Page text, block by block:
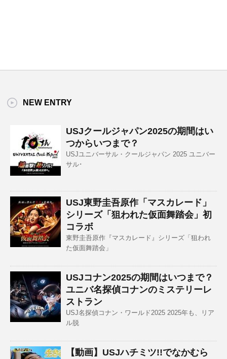
NEW ENTRY
USJクールジャパン2025の期間はい
つからいつまで？
USJユニバーサル・クールジャパン 2025 ユニバー
サル･
USJ東野圭吾原作「マスカレード」
シリーズ「狙われた仮面舞踏会」初
コラボ
東野圭吾原作『マスカレード』シリーズ「狙われ
た仮面舞踏会」
USJコナン2025の期間はいつまで？
ユニバ名探偵コナンのミステリーレ
ストラン
USJ名探偵コナン・ワールド2025 2025年も、リア
ル脱
【動画】USJハチミツ!!でなかむら